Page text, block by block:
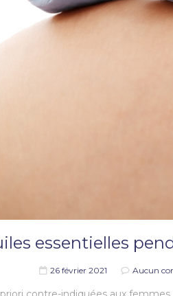
essentielles
26 février 2021 Aucun